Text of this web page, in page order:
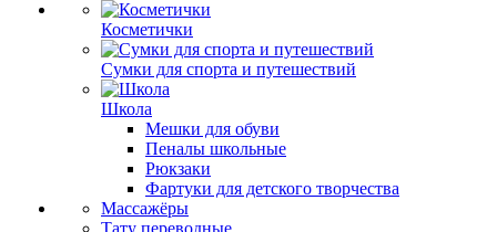
Косметички
Сумки для спорта и путешествий
Школа
Мешки для обуви
Пеналы школьные
Рюкзаки
Фартуки для детского творчества
Массажёры
Тату переводные